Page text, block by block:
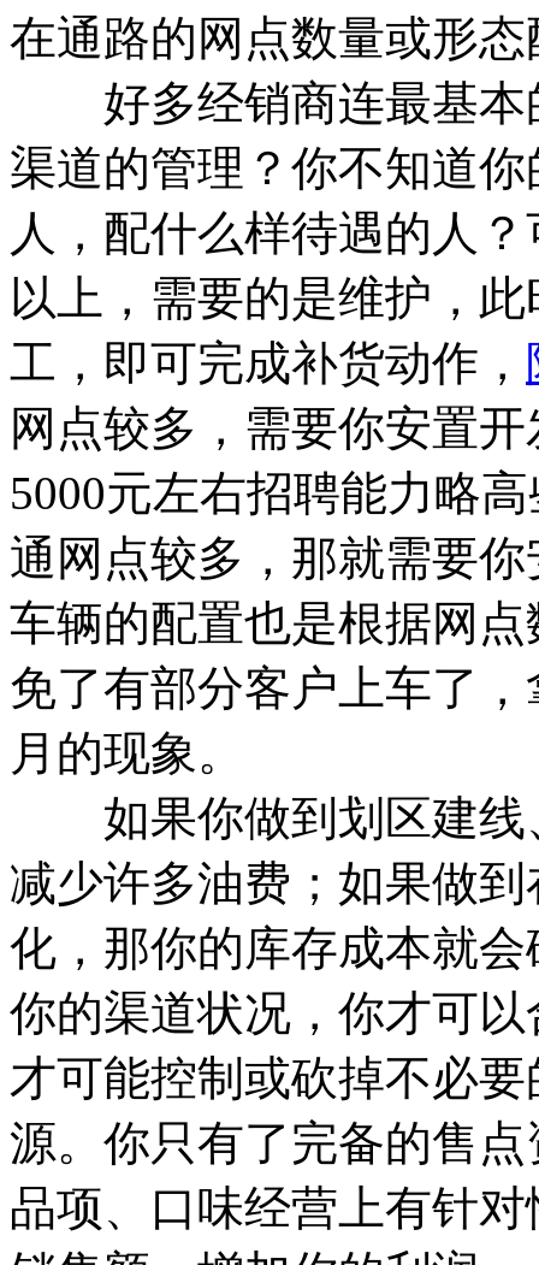
在通路的网点数量或形
好多经销商连最基本
渠道的管理？你不知道
人，配什么样待遇的人
以上，需要的是维护，
工，即可完成补货动作，
网点较多，需要你安置
5000元左右招聘能力略
通网点较多，那就需要
车辆的配置也是根据网
免了有部分客户上车了
月的现象。
如果你做到划区建线
减少许多油费；如果做
化，那你的库存成本就
你的渠道状况，你才可
才可能控制或砍掉不必
源。你只有了完备的售
品项、口味经营上有针